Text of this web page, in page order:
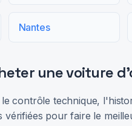
Nantes
une voiture
contrôle technique,
vérifiées pour faire le